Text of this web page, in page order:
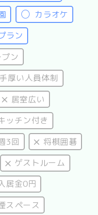
カラオケ
ラン
ン
手厚い人員体制
居室広い
ッチン付き
3回
将棋囲碁
ゲストルーム
居金0円
スペース